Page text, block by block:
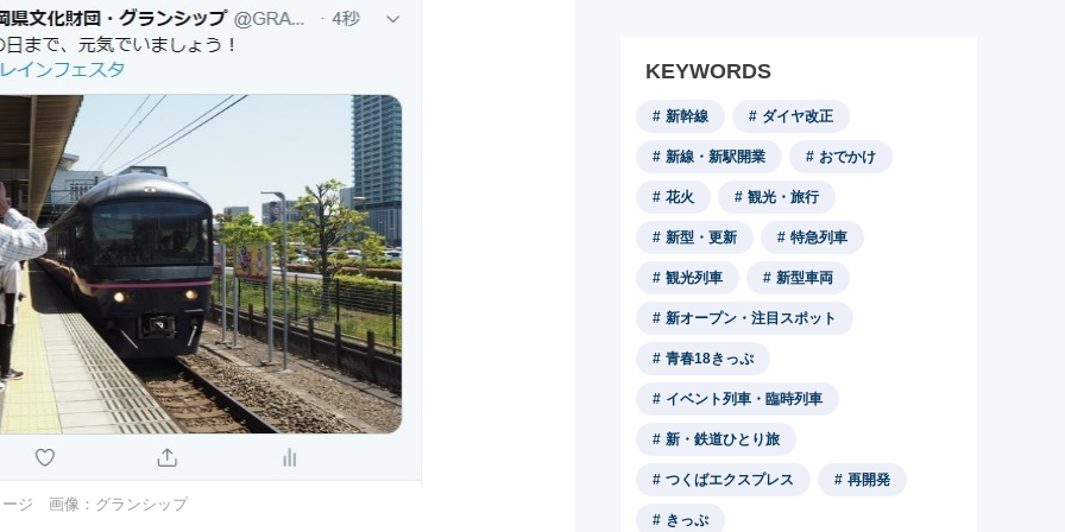
ージ 画像：グランシップ
KEYWORDS
新幹線 ダイヤ改正
新線・新駅開業 おでかけ
花火 観光・旅行
新型・更新 特急列車
観光列車 新型車両
新オープン・注目スポット
青春18きっぷ
イベント列車・臨時列車
新・鉄道ひとり旅
つくばエクスプレス 再開発
きっぷ